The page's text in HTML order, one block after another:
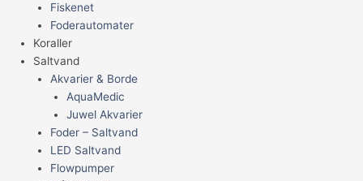
Fiskenet
Foderautomater
Koraller
Saltvand
Akvarier & Borde
AquaMedic
Juwel Akvarier
Foder – Saltvand
LED Saltvand
Flowpumper